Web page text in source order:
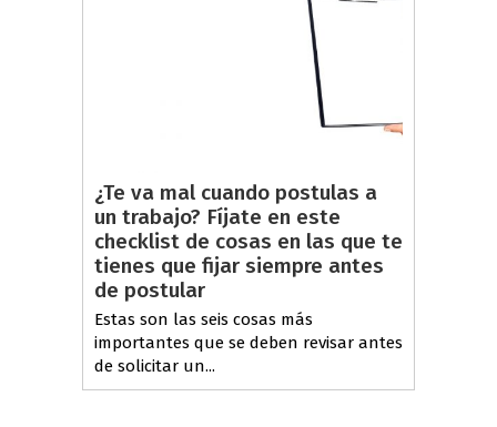
¿Te va mal cuando postulas a
un trabajo? Fíjate en este
checklist de cosas en las que te
tienes que fijar siempre antes
de postular
Estas son las seis cosas más
importantes que se deben revisar antes
de solicitar un...